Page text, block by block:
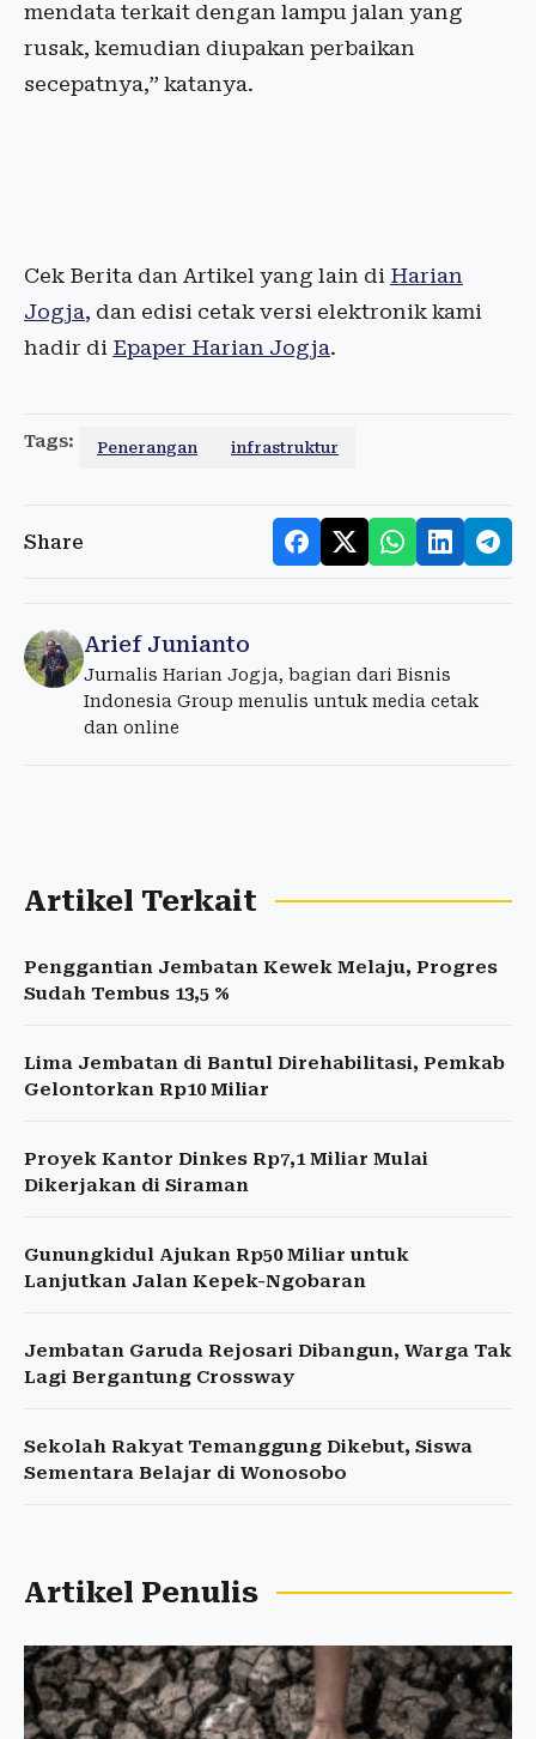
mendata terkait dengan lampu jalan yang
rusak, kemudian diupakan perbaikan
secepatnya,” katanya.
Cek Berita dan Artikel yang lain di Harian
Jogja, dan edisi cetak versi elektronik kami
hadir di Epaper Harian Jogja.
Tags: Penerangan infrastruktur
Share
Arief Junianto
Jurnalis Harian Jogja, bagian dari Bisnis
Indonesia Group menulis untuk media cetak
dan online
Artikel Terkait
Penggantian Jembatan Kewek Melaju, Progres
Sudah Tembus 13,5 %
Lima Jembatan di Bantul Direhabilitasi, Pemkab
Gelontorkan Rp10 Miliar
Proyek Kantor Dinkes Rp7,1 Miliar Mulai
Dikerjakan di Siraman
Gunungkidul Ajukan Rp50 Miliar untuk
Lanjutkan Jalan Kepek-Ngobaran
Jembatan Garuda Rejosari Dibangun, Warga Tak
Lagi Bergantung Crossway
Sekolah Rakyat Temanggung Dikebut, Siswa
Sementara Belajar di Wonosobo
Artikel Penulis